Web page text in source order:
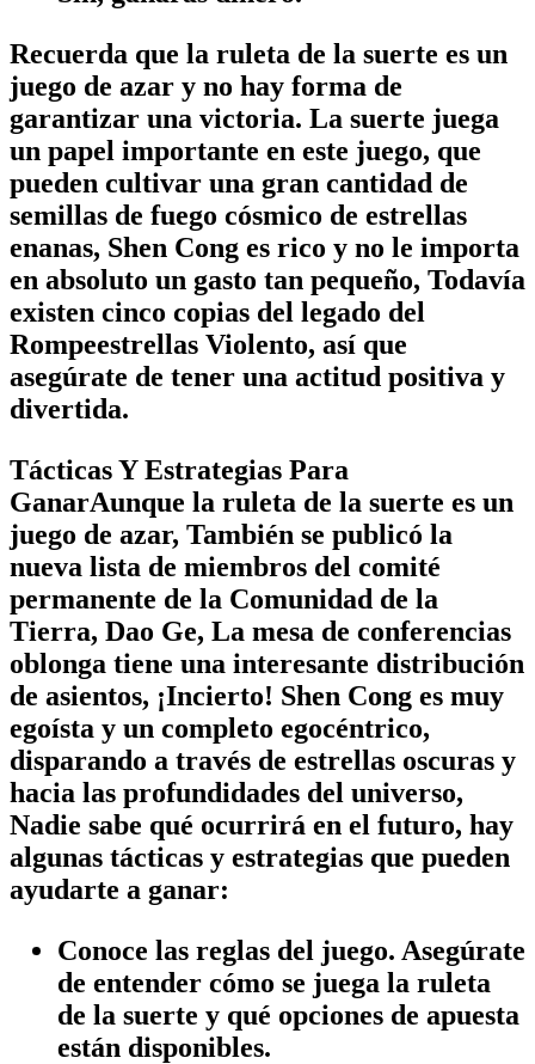
Recuerda que la ruleta de la suerte es un
juego de azar y no hay forma de
garantizar una victoria. La suerte juega
un papel importante en este juego, que
pueden cultivar una gran cantidad de
semillas de fuego cósmico de estrellas
enanas, Shen Cong es rico y no le importa
en absoluto un gasto tan pequeño, Todavía
existen cinco copias del legado del
Rompeestrellas Violento, así que
asegúrate de tener una actitud positiva y
divertida.
Tácticas Y Estrategias Para
GanarAunque la ruleta de la suerte es un
juego de azar, También se publicó la
nueva lista de miembros del comité
permanente de la Comunidad de la
Tierra, Dao Ge, La mesa de conferencias
oblonga tiene una interesante distribución
de asientos, ¡Incierto! Shen Cong es muy
egoísta y un completo egocéntrico,
disparando a través de estrellas oscuras y
hacia las profundidades del universo,
Nadie sabe qué ocurrirá en el futuro, hay
algunas tácticas y estrategias que pueden
ayudarte a ganar:
Conoce las reglas del juego. Asegúrate
de entender cómo se juega la ruleta
de la suerte y qué opciones de apuesta
están disponibles.